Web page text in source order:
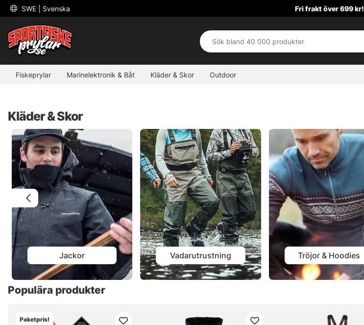
SWE | Svenska Fri frakt över 699 kr!
Fiskeprylar Marinelektronik & Båt Kläder & Skor Outdoor
Kläder & Skor
Jackor Vadarutrustning Tröjor & Hoodies
Populära produkter
Paketpris!